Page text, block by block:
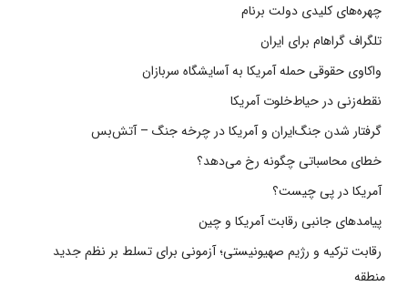
چهره‌های کلیدی دولت برنام
تلگراف گراهام برای ایران
واکاوی حقوقی حمله آمریکا به آسایشگاه سربازان
نقطه‌زنی در حیاط‌خلوت آمریکا
گرفتار شدن جنگ‌ایران و آمریکا در چرخه جنگ – آتش‌بس
خطای محاسباتی چگونه رخ می‌دهد؟
آمریکا در پی چیست؟
پیامدهای جانبی رقابت آمریکا و چین
رقابت ترکیه و رژیم صهیونیستی؛ آزمونی برای تسلط بر نظم جدید
منطقه